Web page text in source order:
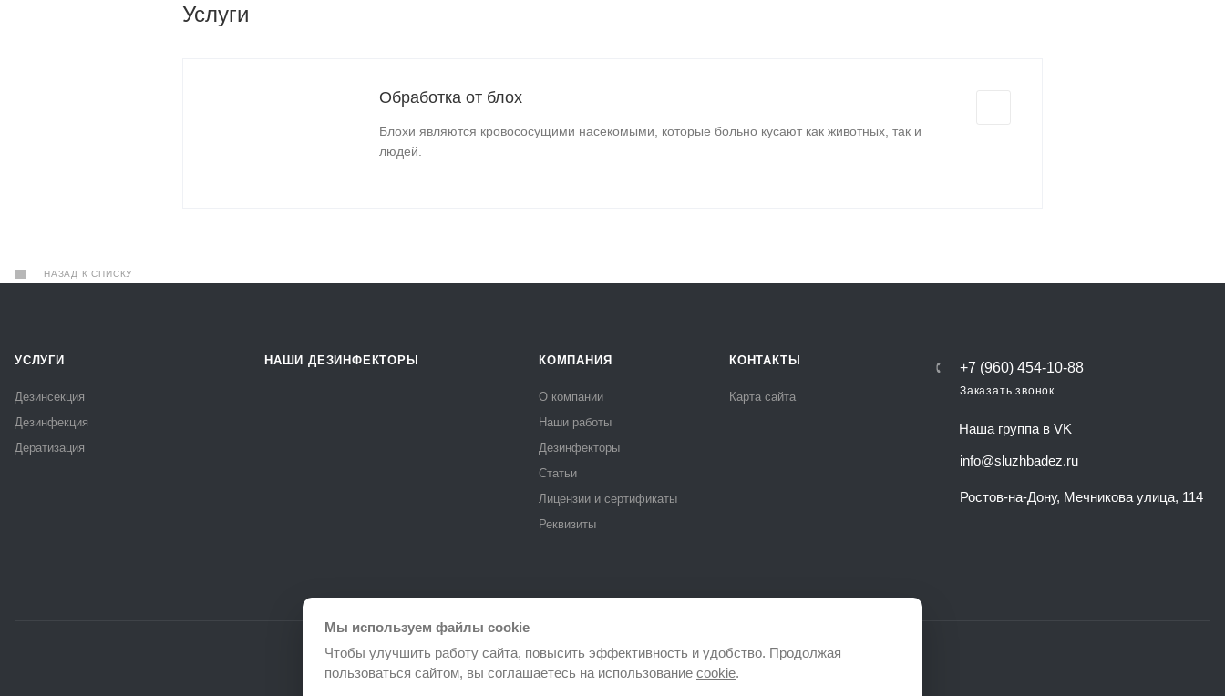
Услуги
Обработка от блох
Блохи являются кровососущими насекомыми, которые больно кусают как животных, так и
людей.
НАЗАД К СПИСКУ
УСЛУГИ
Дезинсекция
Дезинфекция
Дератизация
НАШИ ДЕЗИНФЕКТОРЫ КОМПАНИЯ
О компании
Наши работы
Дезинфекторы
Статьи
Лицензии и сертификаты
Реквизиты
КОНТАКТЫ
Карта сайта
+7 (960) 454-10-88
Заказать звонок
Наша группа в VK
info@sluzhbadez.ru
Ростов-на-Дону, Мечникова улица, 114
Мы используем файлы cookie
Чтобы улучшить работу сайта, повысить эффективность и удобство. Продолжая
пользоваться сайтом, вы соглашаетесь на использование cookie.